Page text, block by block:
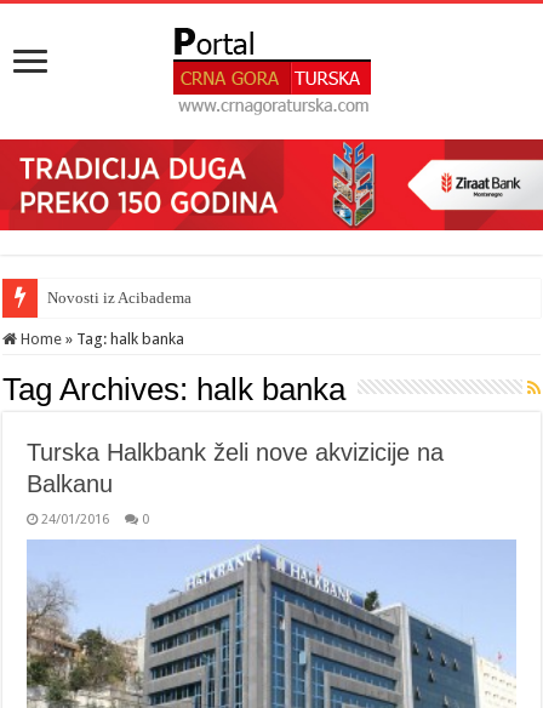
Novosti iz Acibadema
Home » Tag:halk banka
Tag Archives: halk banka
Turska Halkbank želi nove akvizicije na
Balkanu
24/01/2016 0